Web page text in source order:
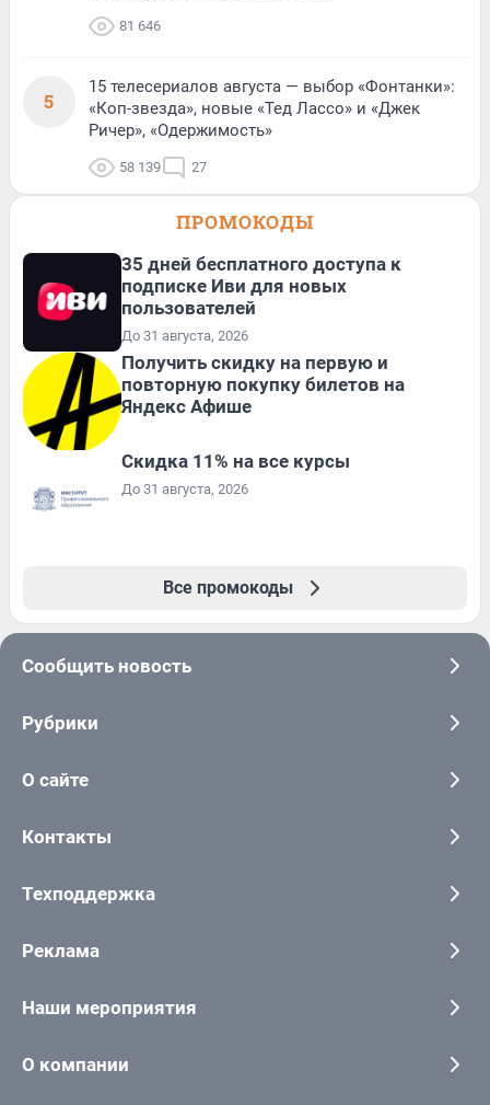
81 646
5
15 телесериалов августа — выбор «Фонтанки»:
«Коп-звезда», новые «Тед Лассо» и «Джек
Ричер», «Одержимость»
58 139 27
ПРОМОКОДЫ
35 дней бесплатного доступа к
подписке Иви для новых
пользователей
До 31 августа, 2026
Получить скидку на первую и
повторную покупку билетов на
Яндекс Афише
Скидка 11% на все курсы
До 31 августа, 2026
Все промокоды
Сообщить новость
Рубрики
О сайте
Контакты
Техподдержка
Реклама
Наши мероприятия
О компании